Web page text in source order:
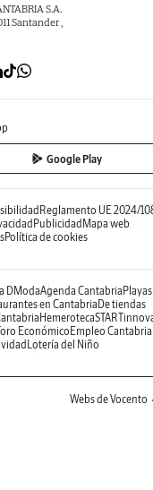
S.A.
Santander ,
Google Play
Reglamento UE 2024/
Publicidad Mapa web
Política de cookies
DModaAgenda Cantabria Playas
en Cantabria De tiendas
Hemeroteca
Económico Empleo Cantabria
Lotería del Niño
Webs de Vocento